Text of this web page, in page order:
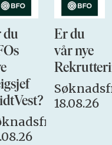
du
Er du
vår nye
18.08.26